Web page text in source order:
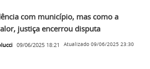
com município, mas como a
justiça encerrou disputa
09/06/2025 18:21 Atualizado 09/06/2025 23:30